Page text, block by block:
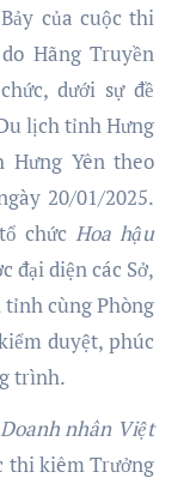
của cuộc thi
do Hãng Truyền
dưới sự đề
lịch tỉnh Hưng
Hưng Yên theo
20/01/2025.
tổ chứcHoa hậu
đại diện các Sở,
cùng Phòng
duyệt, phúc
trình.
Doanh nhân Việt
thi kiêm Trưởng